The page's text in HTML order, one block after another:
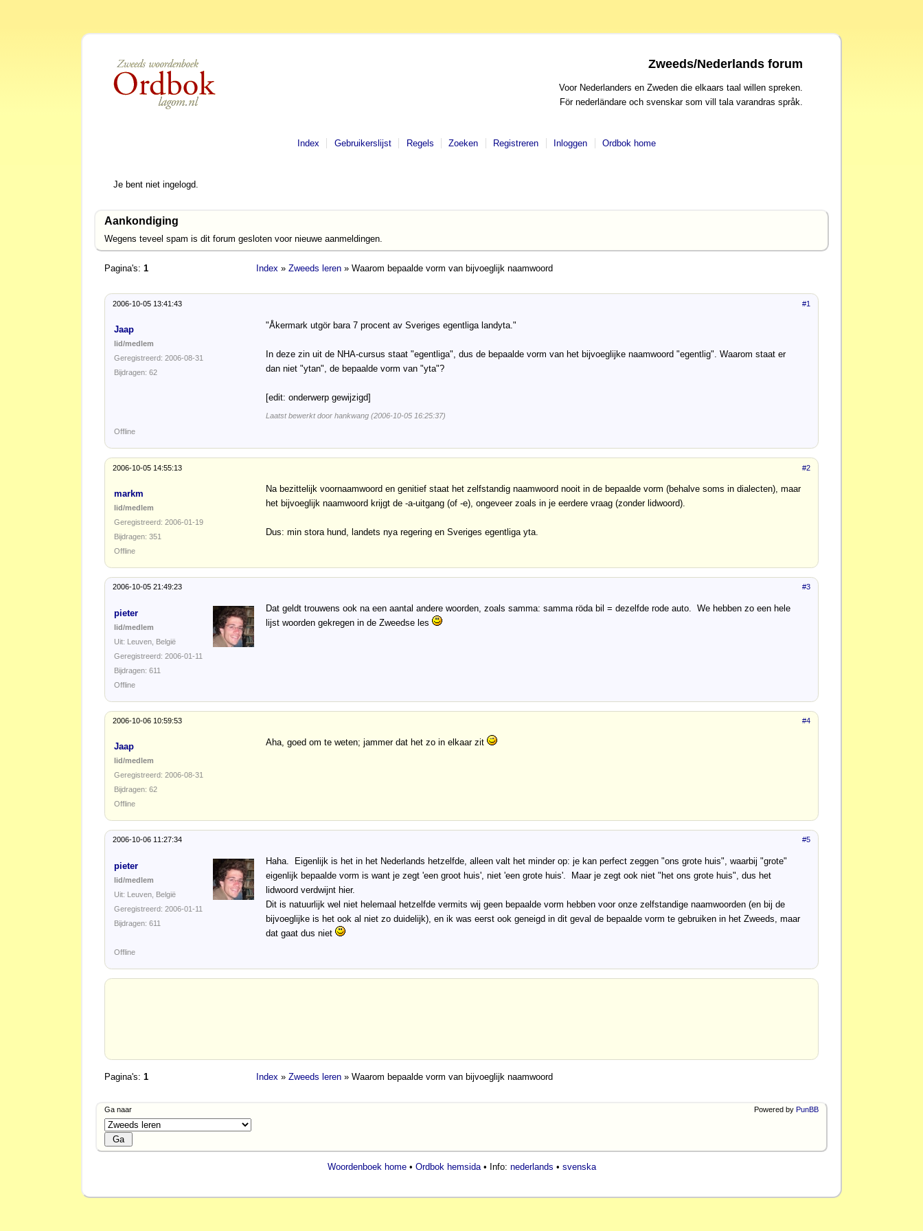
Zweeds/Nederlands forum
Voor Nederlanders en Zweden die elkaars taal willen spreken.
För nederländare och svenskar som vill tala varandras språk.
Index Gebruikerslijst Regels Zoeken Registreren Inloggen Ordbok home
Je bent niet ingelogd.
Aankondiging
Wegens teveel spam is dit forum gesloten voor nieuwe aanmeldingen.
Pagina's: 1 Index » Zweeds leren » Waarom bepaalde vorm van bijvoeglijk naamwoord
#1
2006-10-05 13:41:43
Jaap
lid/medlem
Geregistreerd: 2006-08-31
Bijdragen: 62
"Åkermark utgör bara 7 procent av Sveriges egentliga landyta."
In deze zin uit de NHA-cursus staat "egentliga", dus de bepaalde vorm van het bijvoeglijke naamwoord "egentlig". Waarom staat er
dan niet "ytan", de bepaalde vorm van "yta"?
[edit: onderwerp gewijzigd]
Laatst bewerkt door hankwang (2006-10-05 16:25:37)
Offline
#2
2006-10-05 14:55:13
markm
lid/medlem
Geregistreerd: 2006-01-19
Bijdragen: 351
Na bezittelijk voornaamwoord en genitief staat het zelfstandig naamwoord nooit in de bepaalde vorm (behalve soms in dialecten), maar
het bijvoeglijk naamwoord krijgt de -a-uitgang (of -e), ongeveer zoals in je eerdere vraag (zonder lidwoord).
Dus: min stora hund, landets nya regering en Sveriges egentliga yta.
Offline
#3
2006-10-05 21:49:23
pieter
lid/medlem
Uit: Leuven, België
Geregistreerd: 2006-01-11
Bijdragen: 611
Dat geldt trouwens ook na een aantal andere woorden, zoals samma: samma röda bil = dezelfde rode auto. We hebben zo een hele
lijst woorden gekregen in de Zweedse les
Offline
#4
2006-10-06 10:59:53
Jaap
lid/medlem
Geregistreerd: 2006-08-31
Bijdragen: 62
Aha, goed om te weten; jammer dat het zo in elkaar zit
Offline
#5
2006-10-06 11:27:34
pieter
lid/medlem
Uit: Leuven, België
Geregistreerd: 2006-01-11
Bijdragen: 611
Haha. Eigenlijk is het in het Nederlands hetzelfde, alleen valt het minder op: je kan perfect zeggen "ons grote huis", waarbij "grote"
eigenlijk bepaalde vorm is want je zegt 'een groot huis', niet 'een grote huis'. Maar je zegt ook niet "het ons grote huis", dus het
lidwoord verdwijnt hier.
Dit is natuurlijk wel niet helemaal hetzelfde vermits wij geen bepaalde vorm hebben voor onze zelfstandige naamwoorden (en bij de
bijvoeglijke is het ook al niet zo duidelijk), en ik was eerst ook geneigd in dit geval de bepaalde vorm te gebruiken in het Zweeds, maar
dat gaat dus niet
Offline
Pagina's: 1 Index » Zweeds leren » Waarom bepaalde vorm van bijvoeglijk naamwoord
Ga naar Powered by PunBB
Woordenboek home• Ordbok hemsida• Info: nederlands • svenska